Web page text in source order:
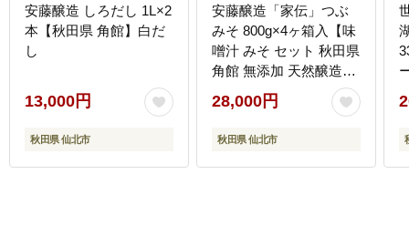
安藤醸造 しろだし 1L×2
本【秋田県 角館】白だ
し
13,000円
秋田県 仙北市
安藤醸造「家伝」つぶ
みそ 800g×4ヶ箱入【味
噌汁 みそ セット 秋田県
角館 無添加 天然醸造】
[味噌 みそ ミソ]
28,000円
秋田県 仙北市